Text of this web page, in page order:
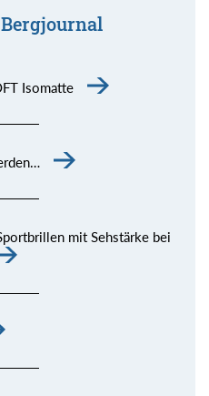
Isomatte
mit Sehstärke bei